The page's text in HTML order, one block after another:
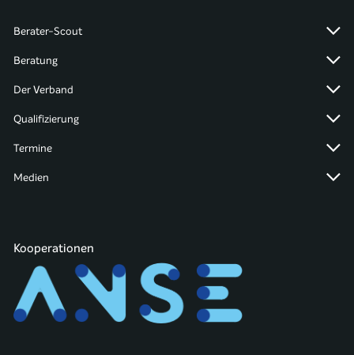
Berater-Scout
Beratung
Der Verband
Qualifizierung
Termine
Medien
Kooperationen